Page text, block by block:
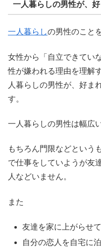
一人暮らしの男性が、
一人暮らしの男性のこと
女性から「自立できてい
性が嫌われる理由を理解
人暮らしの男性が、好ま
す。
一人暮らしの男性は幅広
もちろん門限などという
で仕事をしていようが友
人などいません。
また
友達を家に上がらせ
自分の恋人を自宅に